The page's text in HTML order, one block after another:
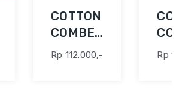
COTTON
COMBED
24S 42"
Rp 112.000,- Rp